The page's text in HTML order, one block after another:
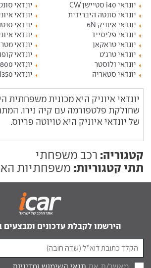
יונדאי i40 סטיישן CW
יונדאי
יונדאי סונטה היברידית
יונדאי
יונדאי איוניק 6N
יונדאי
יונדאי פליסייד
יונדאי
יונדאי טראקאן
יונדאי
יונדאי טרג'ט
יונדאי
יונדאי ולוסטר
יונדאי i800
יונדאי סטאריה
יונדאי H350
יונדאי איוניק היא מכונית משפחתית
שחולקת פלטפורמה עם קיה נירו.
של יונדאי איוניק היא טויוטה פריוס.
קטגוריה: רכב משפחתי
תתי קטגוריות: משפחתיות
הירשמו לקבלת עדכונים ומבצעים
מאשר/ת את תנאי השימוש ומדיניות